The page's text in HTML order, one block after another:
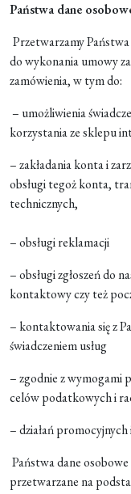
Państwa dane
Przetwarzamy
do wykonania umowy
zamówienia, w tym do:
– umożliwienia
korzystania ze sklepu
– zakładania konta i
obsługi tegoż konta,
technicznych,
– obsługi reklamacji
– obsługi zgłoszeń do
kontaktowy czy też
– kontaktowania się z
świadczeniem usług
– zgodnie z wymogami
celów podatkowych i
– działań
Państwa dane
przetwarzane na